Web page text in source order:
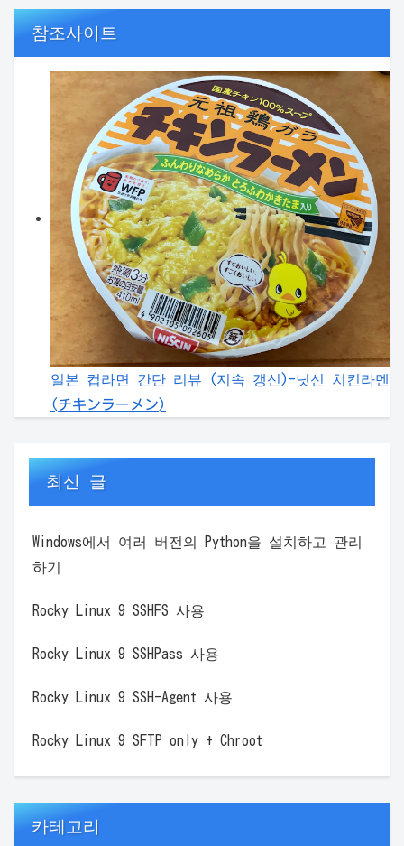
참조사이트
일본 컵라면 간단 리뷰 (지속 갱신)-닛신 치킨라멘
(チキンラーメン)
최신 글
Windows에서 여러 버전의 Python을 설치하고 관리
하기
Rocky Linux 9 SSHFS 사용
Rocky Linux 9 SSHPass 사용
Rocky Linux 9 SSH-Agent 사용
Rocky Linux 9 SFTP only + Chroot
카테고리